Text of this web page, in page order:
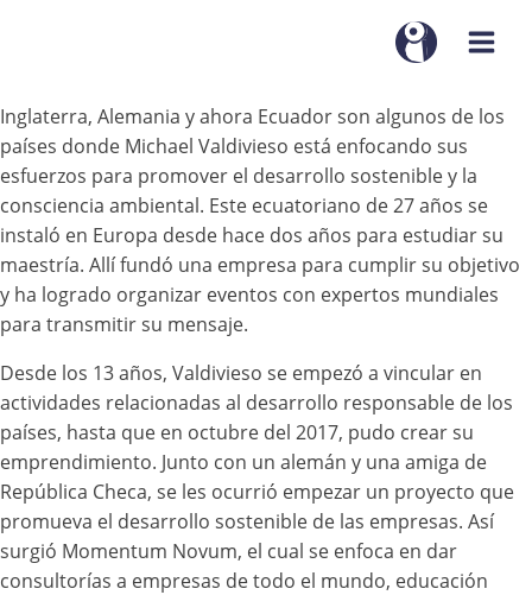
Inglaterra, Alemania y ahora Ecuador son algunos de los
países donde Michael Valdivieso está enfocando sus
esfuerzos para promover el desarrollo sostenible y la
consciencia ambiental. Este ecuatoriano de 27 años se
instaló en Europa desde hace dos años para estudiar su
maestría. Allí fundó una empresa para cumplir su objetivo
y ha logrado organizar eventos con expertos mundiales
para transmitir su mensaje.
Desde los 13 años, Valdivieso se empezó a vincular en
actividades relacionadas al desarrollo responsable de los
países, hasta que en octubre del 2017, pudo crear su
emprendimiento. Junto con un alemán y una amiga de
República Checa, se les ocurrió empezar un proyecto que
promueva el desarrollo sostenible de las empresas. Así
surgió Momentum Novum, el cual se enfoca en dar
consultorías a empresas de todo el mundo, educación